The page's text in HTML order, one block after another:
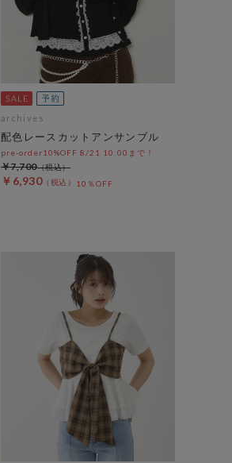
archives
配色レースカットアンサンブル
pre-order10%OFF 8/21 10:00まで！
￥6,930 10％OFF
￥7,700